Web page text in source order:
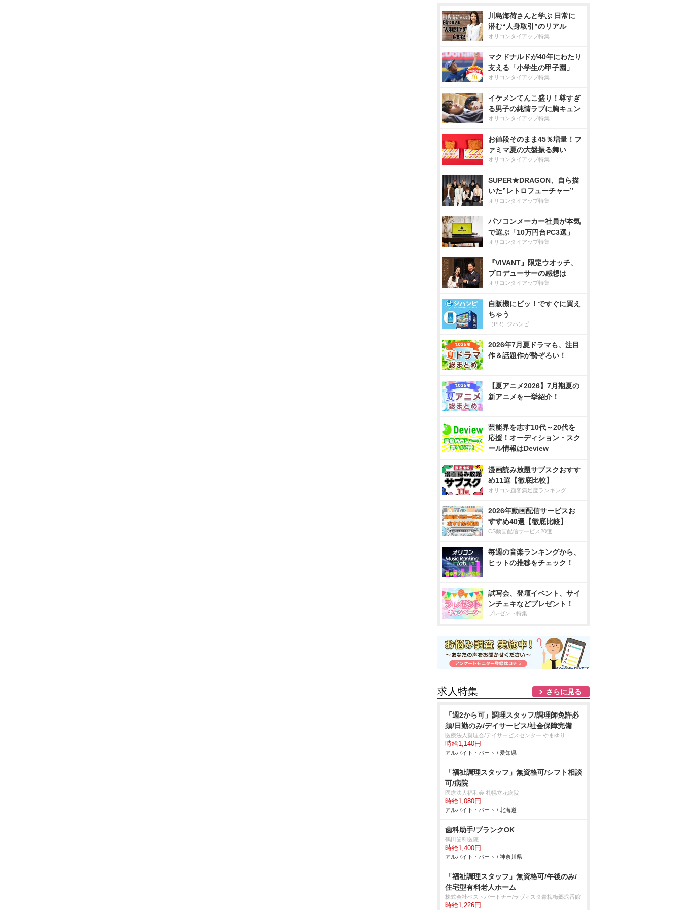
川島海荷さんと学ぶ 日常に
潜む“人身取引”のリアル
オリコンタイアップ特集
マクドナルドが40年にわたり
支える「小学生の甲子園」
オリコンタイアップ特集
イケメンてんこ盛り！尊すぎ
る男子の純情ラブに胸キュン
オリコンタイアップ特集
お値段そのまま45％増量！フ
ァミマ夏の大盤振る舞い
オリコンタイアップ特集
SUPER★DRAGON、自ら描
いた”レトロフューチャー”
オリコンタイアップ特集
パソコンメーカー社員が本気
で選ぶ「10万円台PC3選」
オリコンタイアップ特集
『VIVANT』限定ウオッチ、
プロデューサーの感想は
オリコンタイアップ特集
自販機にピッ！ですぐに買え
ちゃう
（PR）ジハンピ
2026年7月夏ドラマも、注目
作＆話題作が勢ぞろい！
【夏アニメ2026】7月期夏の
新アニメを一挙紹介！
芸能界を志す10代～20代を
応援！オーディション・スク
ール情報はDeview
漫画読み放題サブスクおすす
め11選【徹底比較】
オリコン顧客満足度ランキング
2026年動画配信サービスお
すすめ40選【徹底比較】
CS動画配信サービス20選
毎週の音楽ランキングから、
ヒットの推移をチェック！
試写会、登壇イベント、サイ
ンチェキなどプレゼント！
プレゼント特集
求人特集 さらに見る
「週2から可」調理スタッフ/調理師免許必
須/日勤のみ/デイサービス/社会保障完備
医療法人親理会/デイサービスセンター やまゆり
時給1,140円
アルバイト・パート / 愛知県
「福祉調理スタッフ」無資格可/シフト相談
可/病院
医療法人福和会 札幌立花病院
時給1,080円
アルバイト・パート / 北海道
歯科助手/ブランクOK
鶴田歯科医院
時給1,400円
アルバイト・パート / 神奈川県
「福祉調理スタッフ」無資格可/午後のみ/
住宅型有料老人ホーム
株式会社ベストパートナー/ラヴィスタ青梅梅郷弐番館
時給1,226円